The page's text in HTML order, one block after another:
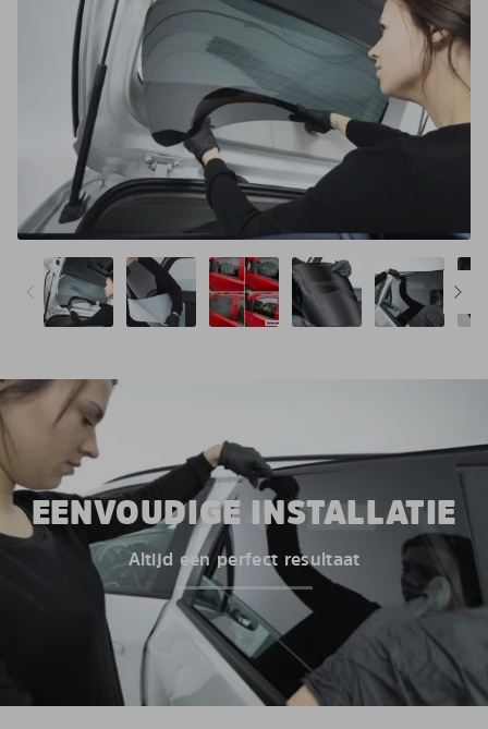
EENVOUDIGE INSTALLATIE
Altijd een perfect resultaat